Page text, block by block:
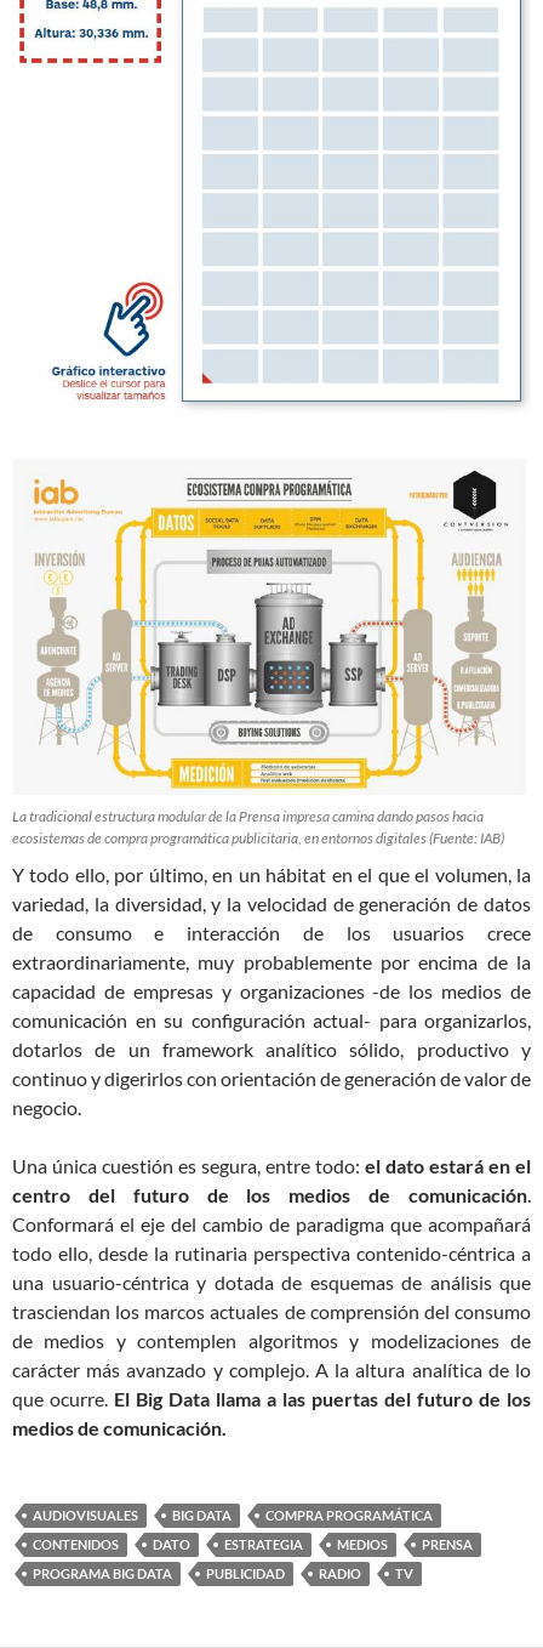
La tradicional estructura modular de la Prensa impresa camina dando pasos hacia
ecosistemas de compra programática publicitaria, en entornos digitales (Fuente: IAB)
Y todo ello, por último, en un hábitat en el que el volumen, la
variedad, la diversidad, y la velocidad de generación de datos
de consumo e interacción de los usuarios crece
extraordinariamente, muy probablemente por encima de la
capacidad de empresas y organizaciones -de los medios de
comunicación en su configuración actual- para organizarlos,
dotarlos de un framework analítico sólido, productivo y
continuo y digerirlos con orientación de generación de valor de
negocio.
Una única cuestión es segura, entre todo: el dato estará en el
centro del futuro de los medios de comunicación.
Conformará el eje del cambio de paradigma que acompañará
todo ello, desde la rutinaria perspectiva contenido-céntrica a
una usuario-céntrica y dotada de esquemas de análisis que
trasciendan los marcos actuales de comprensión del consumo
de medios y contemplen algoritmos y modelizaciones de
carácter más avanzado y complejo. A la altura analítica de lo
que ocurre. El Big Data llama a las puertas del futuro de los
medios de comunicación.
AUDIOVISUALES BIG DATA
COMPRA PROGRAMÁTICA
CONTENIDOS
DATO ESTRATEGIA MEDIOS
PRENSA
PROGRAMA BIG DATA
PUBLICIDAD RADIO TV